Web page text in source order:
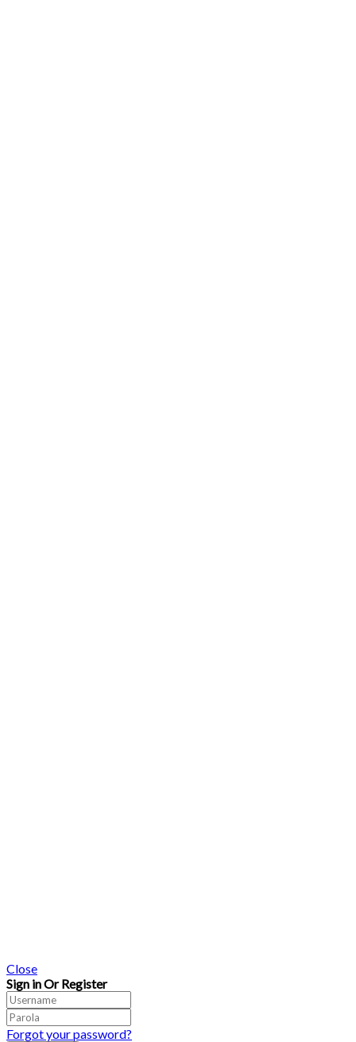
Close
Sign in Or Register
Forgot your password?